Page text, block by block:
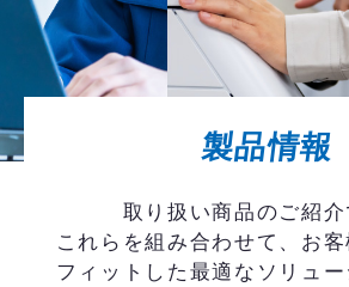
製品情報
取り扱い商品のご紹介
これらを組み合わせて、お
フィットした最適なソリュ